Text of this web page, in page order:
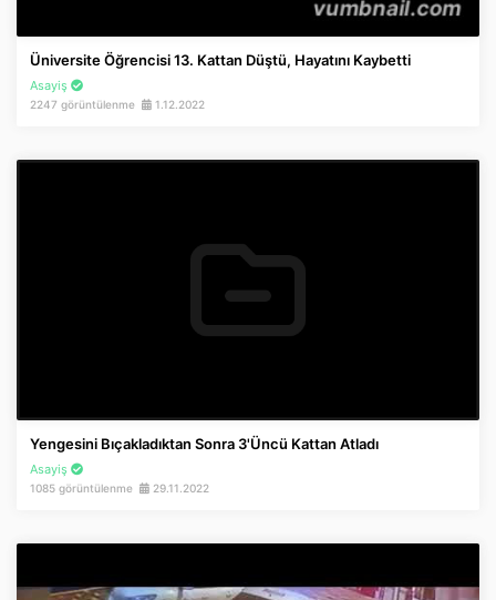
Üniversite Öğrencisi 13. Kattan Düştü, Hayatını Kaybetti
Asayiş
2247 görüntülenme 1.12.2022
Yengesini Bıçakladıktan Sonra 3'üncü Kattan Atladı
Asayiş
1085 görüntülenme 29.11.2022